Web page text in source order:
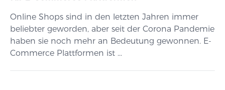
Online Shops sind in den letzten Jahren immer
beliebter geworden, aber seit der Corona Pandemie
haben sie noch mehr an Bedeutung gewonnen. E-
Commerce Plattformen ist ...